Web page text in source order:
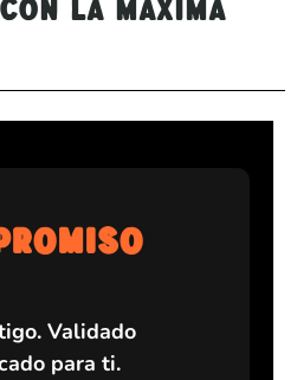
Validado
para ti.